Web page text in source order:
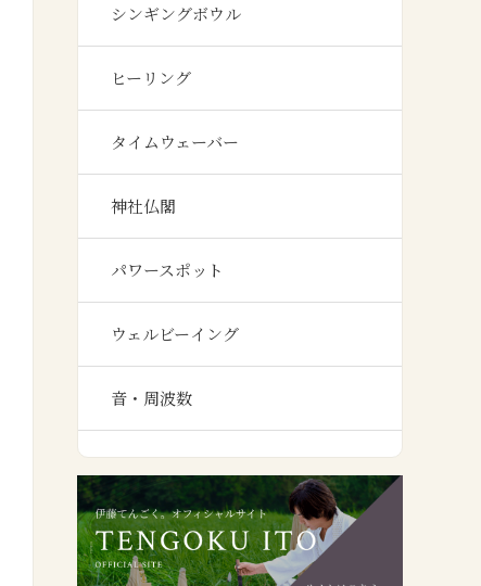
シンギングボウル
ヒーリング
タイムウェーバー
神社仏閣
パワースポット
ウェルビーイング
音・周波数